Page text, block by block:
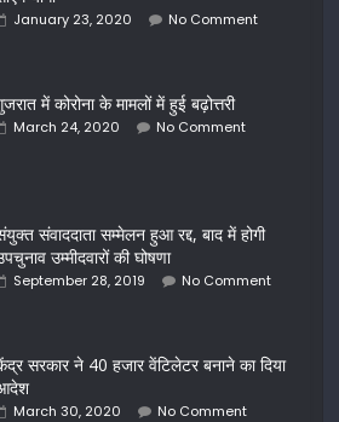
January 23, 2020 No Comment
में कोरोना के मामलों में हुई बढ़ोत्तरी
March 24, 2020 No Comment
संवाददाता सम्मेलन हुआ रद्द, बाद में होगी
उम्मीदवारों की घोषणा
September 28, 2019 No Comment
सरकार ने 40 हजार वेंटिलेटर बनाने का दिया
March 30, 2020 No Comment